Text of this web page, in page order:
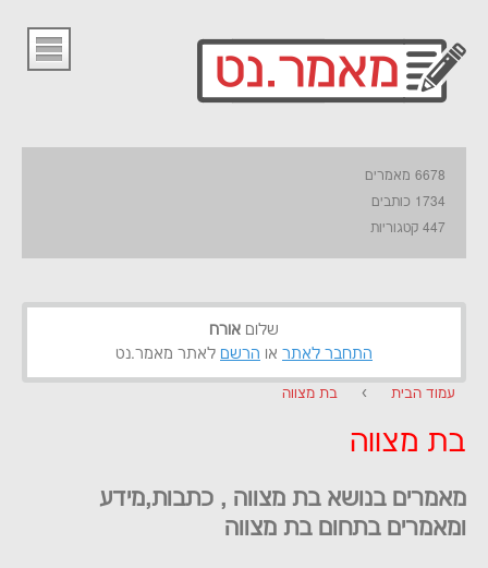
שלום אורח
התחבר לאתר או הרשם לאתר מאמר.נט
6678 מאמרים
1734 כותבים
447 קטגוריות
עמוד הבית › בת מצווה
בת מצווה
מאמרים בנושא בת מצווה , כתבות,מידע
ומאמרים בתחום בת מצווה